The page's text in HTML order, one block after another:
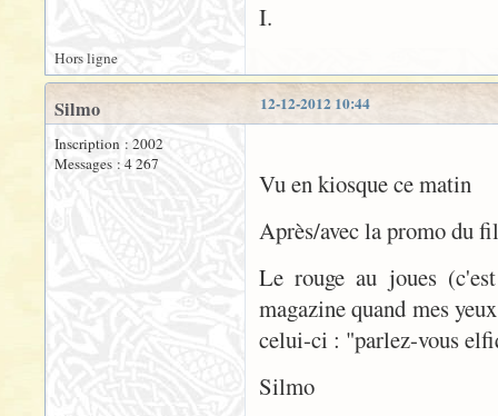
I.
Hors ligne
12-12-2012 10:44
Silmo
Inscription : 2002
Messages : 4 267
Vu en kiosque ce matin
Après/avec la promo du
Le rouge au joues
magazine quand mes
celui-ci : "parlez-vous
Silmo